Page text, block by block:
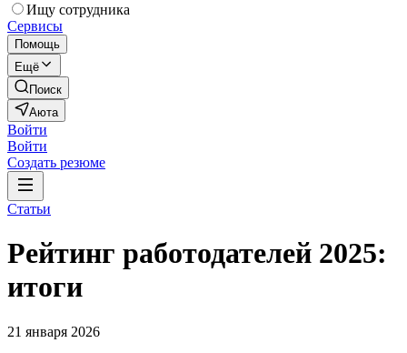
Ищу сотрудника
Сервисы
Помощь
Ещё
Поиск
Аюта
Войти
Войти
Создать резюме
Статьи
Рейтинг работодателей 2025:
итоги
21 января 2026